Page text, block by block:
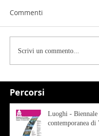
Percorsi
Commenti
Scrivi un commento...
Luoghi - Biennale
contemporanea di